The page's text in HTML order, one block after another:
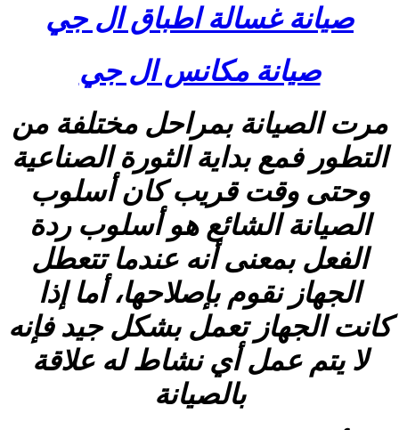
صيانة غسالة اطباق ال جي
صيانة مكانس ال جي
مرت الصيانة بمراحل مختلفة من
التطور فمع بداية الثورة الصناعية
وحتى وقت قريب كان أسلوب
الصيانة الشائع هو أسلوب ردة
الفعل بمعنى أنه عندما تتعطل
الجهاز نقوم بإصلاحها، أما إذا
كانت الجهاز تعمل بشكل جيد فإنه
لا يتم عمل أي نشاط له علاقة
بالصيانة